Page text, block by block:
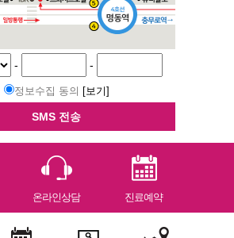
- -
정보수집 동의 [보기]
SMS 전송
온라인상담 진료예약